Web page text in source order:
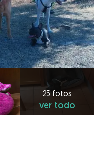
25 fotos
ver todo